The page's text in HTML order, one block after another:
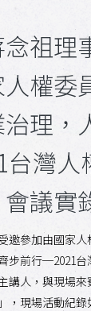
祖理
權委
治理，
灣人
議實
邀參加由國家
步前行─2021
講人， 與現場來
，現場活動紀錄